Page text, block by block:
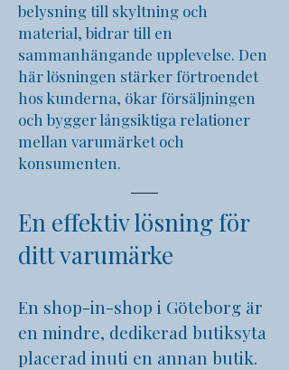
belysning till skyltning och
material, bidrar till en
sammanhängande upplevelse. Den
här lösningen stärker förtroendet
hos kunderna, ökar försäljningen
och bygger långsiktiga relationer
mellan varumärket och
konsumenten.
En effektiv lösning för
ditt varumärke
En shop-in-shop i Göteborg är
en mindre, dedikerad butiksyta
placerad inuti en annan butik.